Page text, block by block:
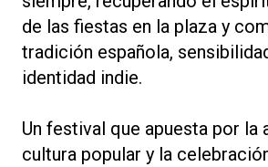
de las fiestas en la plaza y
tradición española,
identidad indie.
Un festival que apuesta por la
cultura popular y la